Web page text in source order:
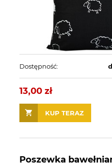
Dostępność:
13,00 zł
KUP TERAZ
Poszewka